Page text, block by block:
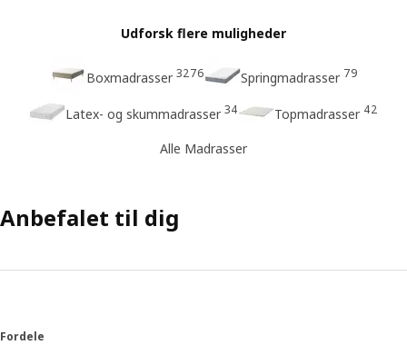
Udforsk flere muligheder
Boxmadrasser 3276 Springmadrasser 79
Latex- og skummadrasser 34 Topmadrasser 42
Alle Madrasser
Anbefalet til dig
Fordele